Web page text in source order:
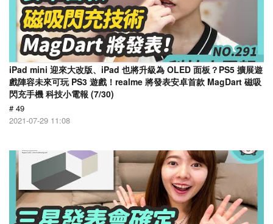
iPad mini 迎來大改版、iPad 也將升級為 OLED 面板？PS5 擴展遊
戲陣容未來可玩 PS3 遊戲！realme 將發表安卓首款 MagDart 磁吸
閃充手機 科技小電報 (7/30)
# 49
2021-07-29 11:08